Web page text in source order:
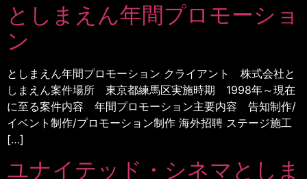
としまえん年間プロモーショ
ン
としまえん年間プロモーション クライアント 株式会社と
しまえん案件場所 東京都練馬区実施時期 1998年～現在
に至る案件内容 年間プロモーション主要内容 告知制作/
イベント制作/プロモーション制作 海外招聘 ステージ施工
[…]
ユナイテッド・シネマとしま